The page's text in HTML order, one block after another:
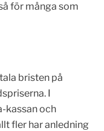
för många som
bristen på
I
kassan och
fler har anledning